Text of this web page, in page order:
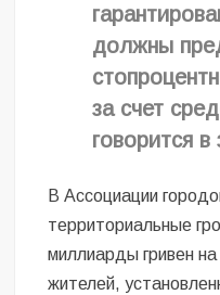
должны
за счет
говорится в
В Ассоциации
территориальные
миллиарды гривен
жителей,